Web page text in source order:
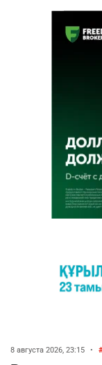
8 августа 2026, 23:15 •